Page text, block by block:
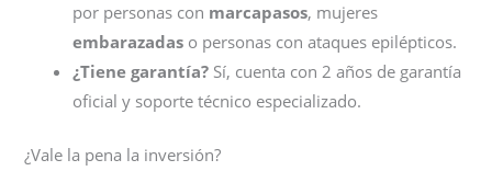
por personas con marcapasos, mujeres
embarazadas o personas con ataques epilépticos.
¿Tiene garantía? Sí, cuenta con 2 años de garantía
oficial y soporte técnico especializado.
¿Vale la pena la inversión?